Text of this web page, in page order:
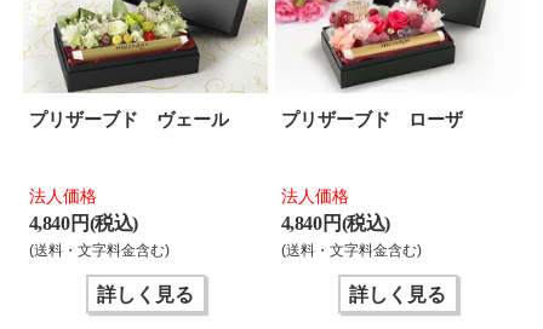
プリザーブド ヴェール
法人価格
4,840 円(税込)
(送料・文字料金含む)
詳しく見る
プリザーブド ローザ
法人価格
4,840 円(税込)
(送料・文字料金含む)
詳しく見る